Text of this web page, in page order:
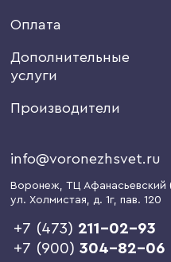
Оплата
Дополнительные
услуги
Производители
info@voronezhsvet.ru
Воронеж, ТЦ Афанасьевский
ул. Холмистая, д. 1г, пав. 120
+7 (473) 211-02-93
+7 (900)304-82-06